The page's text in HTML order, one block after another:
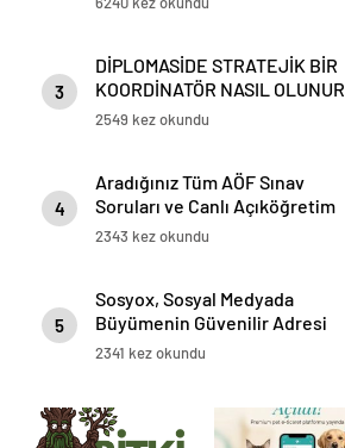
3
DİPLOMASİDE STRATEJİK BİR
KOORDİNATÖR NASIL OLUNUR
2549 kez okundu
4
Aradığınız Tüm AÖF Sınav
Soruları ve Canlı Açıköğretim
Forumu Burada
2343 kez okundu
5
Sosyox, Sosyal Medyada
Büyümenin Güvenilir Adresi
Olarak Öne Çıkıyor
2341 kez okundu